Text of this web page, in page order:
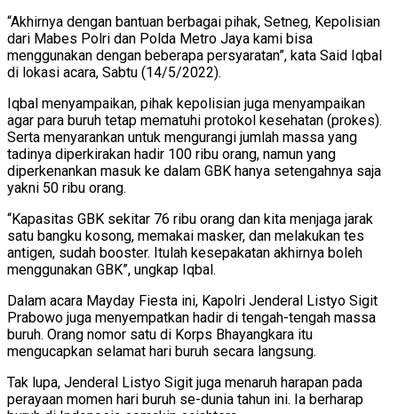
“Akhirnya dengan bantuan berbagai pihak, Setneg, Kepolisian
dari Mabes Polri dan Polda Metro Jaya kami bisa
menggunakan dengan beberapa persyaratan”, kata Said Iqbal
di lokasi acara, Sabtu (14/5/2022).
Iqbal menyampaikan, pihak kepolisian juga menyampaikan
agar para buruh tetap mematuhi protokol kesehatan (prokes).
Serta menyarankan untuk mengurangi jumlah massa yang
tadinya diperkirakan hadir 100 ribu orang, namun yang
diperkenankan masuk ke dalam GBK hanya setengahnya saja
yakni 50 ribu orang.
“Kapasitas GBK sekitar 76 ribu orang dan kita menjaga jarak
satu bangku kosong, memakai masker, dan melakukan tes
antigen, sudah booster. Itulah kesepakatan akhirnya boleh
menggunakan GBK”, ungkap Iqbal.
Dalam acara Mayday Fiesta ini, Kapolri Jenderal Listyo Sigit
Prabowo juga menyempatkan hadir di tengah-tengah massa
buruh. Orang nomor satu di Korps Bhayangkara itu
mengucapkan selamat hari buruh secara langsung.
Tak lupa, Jenderal Listyo Sigit juga menaruh harapan pada
perayaan momen hari buruh se-dunia tahun ini. Ia berharap